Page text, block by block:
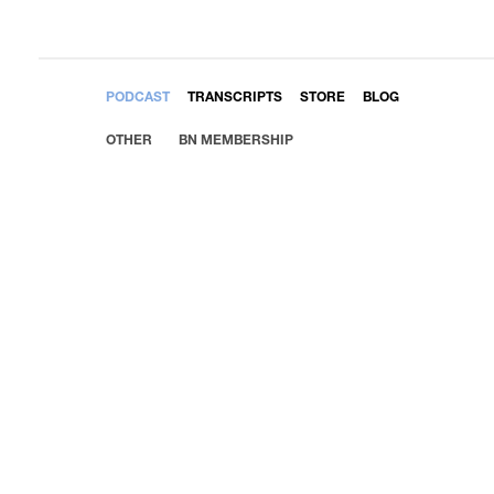
PODCAST TRANSCRIPTS STORE BLOG
OTHER BN MEMBERSHIP